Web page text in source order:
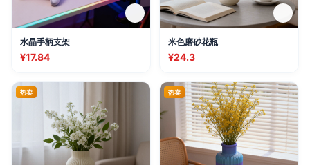
水晶手柄支架
¥17.84
米色磨砂花瓶
¥24.3
热卖 热卖